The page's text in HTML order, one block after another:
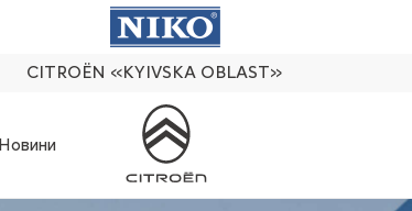
CITROËN «KYIVSKA OBLAST»
Новини